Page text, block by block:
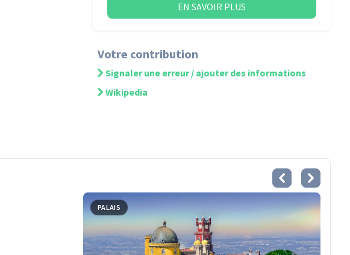
EN SAVOIR PLUS
Votre contribution
Signaler une erreur / ajouter des informations
Wikipedia
PALAIS